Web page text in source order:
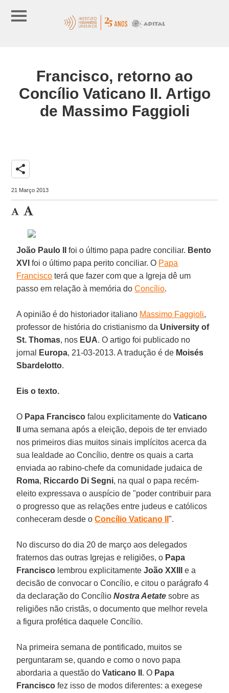
Francisco, retorno ao
Concílio Vaticano II. Artigo
de Massimo Faggioli
share
21 Março 2013
João Paulo IIfoi o último papa padre conciliar. Bento
XVIfoi o último papa perito conciliar. O Papa
Francisco terá que fazer com que a Igreja dê um
passo em relação à memória doConcílio.
A opinião é do historiador italiano Massimo Faggioli,
professor de história do cristianismo da University of
St. Thomas, nos EUA. O artigo foi publicado no
jornal
Europa, 21-03-2013. A tradução é de Moisés
Sbardelotto.
Eis o texto.
O Papa Franciscofalou explicitamente doVaticano
uma semana após a eleição, depois de ter enviado
nos primeiros dias muitos sinais implícitos acerca da
sua lealdade ao Concílio, dentre os quais a carta
enviada ao rabino-chefe da comunidade judaica de
Roma, Riccardo Di Segni, na qual o papa recém-
eleito expressava o auspício de "poder contribuir para
o progresso que as relações entre judeus e católicos
conheceram desde oConcílio Vaticano II".
No discurso do dia 20 de março aos delegados
fraternos das outras Igrejas e religiões, o Papa
Francisco lembrou explicitamenteJoão XXIIIe a
decisão de convocar o Concílio, e citou o parágrafo 4
da declaração do ConcílioNostra Aetatesobre as
religiões não cristãs, o documento que melhor revela
a figura profética daquele Concílio.
Na primeira semana de pontificado, muitos se
perguntaram se, quando e como o novo papa
abordaria a questão doVaticano II . O Papa
Franciscofez isso de modos diferentes: a exegese